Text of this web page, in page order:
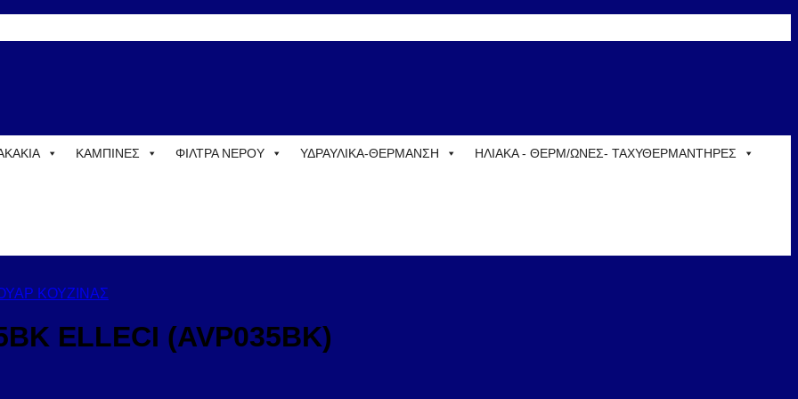
ΚΑΜΠΙΝΕΣ ΦΙΛΤΡΑ ΝΕΡΟΥ ΥΔΡΑΥΛΙΚΑ-ΘΕΡΜΑΝΣΗ ΗΛΙΑΚΑ - ΘΕΡΜ/ΩΝΕΣ- ΤΑΧΥΘΕΡΜΑΝΤΗΡΕΣ
ΚΟΥΖΙΝΑΣ
ELLECI (AVP035BK)